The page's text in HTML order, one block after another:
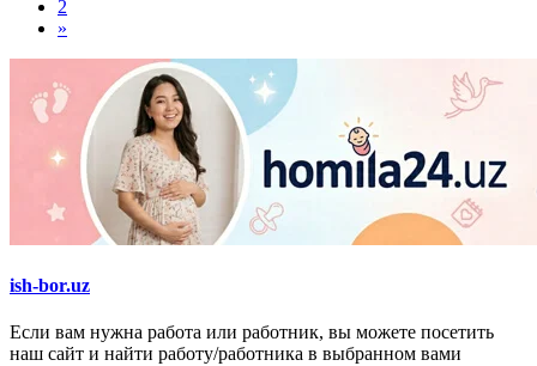
2
»
ish-bor.uz
Если вам нужна работа или работник, вы можете посетить
наш сайт и найти работу/работника в выбранном вами